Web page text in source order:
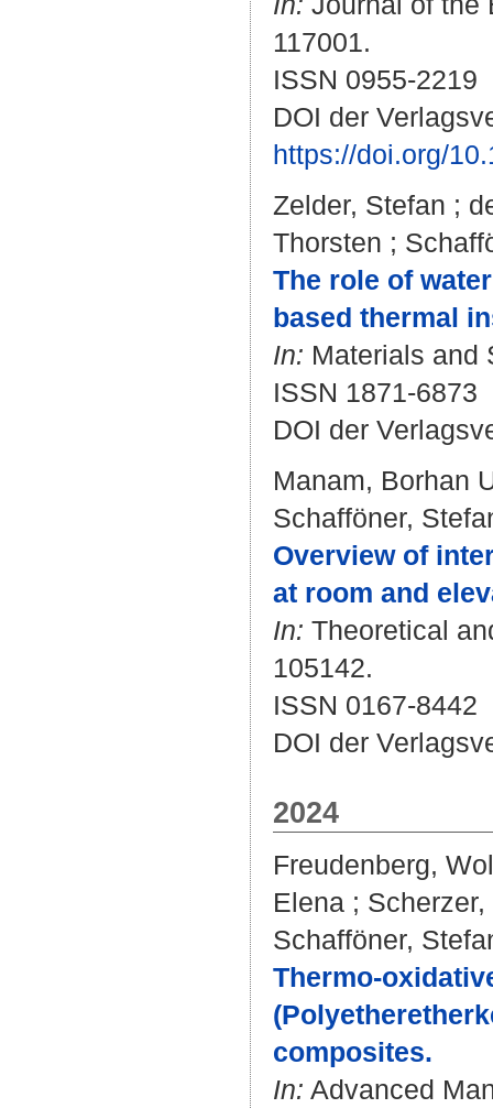
117001.
ISSN 0955-2219
DOI der
https://doi.org/
Zelder, Stefan ;
Thorsten ;
The role of
based thermal
In: Materials and
ISSN 1871-6873
DOI der
Manam, Borhan
Schafföner,
Overview of
at room and
In: Theoretical
105142.
ISSN 0167-8442
DOI der
2024
Freudenberg,
Elena ; Scherzer,
Schafföner,
Thermo-
composites.
In: Advanced